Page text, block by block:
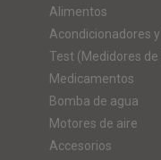
Alimentos
Acondicionadores
Test (Medidores
Medicamentos
Bomba de agua
Motores de aire
Accesorios